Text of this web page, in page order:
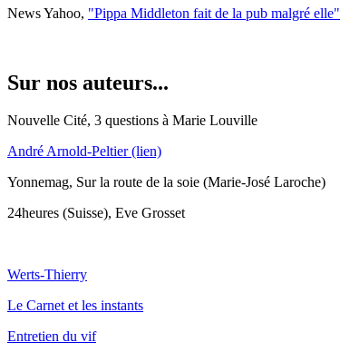
News Yahoo, "Pippa Middleton fait de la pub malgré elle"
Sur nos auteurs...
Nouvelle Cité, 3 questions à Marie Louville
André Arnold-Peltier (lien)
Yonnemag, Sur la route de la soie (Marie-José Laroche)
24heures (Suisse), Eve Grosset
Werts-Thierry
Le Carnet et les instants
Entretien du vif